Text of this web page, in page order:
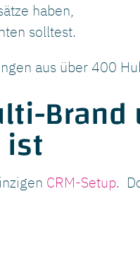
haben,
solltest.
aus über 400
CRM-Setup.